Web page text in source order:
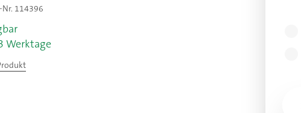
114396
Werktage